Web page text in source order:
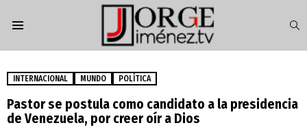
INTERNACIONAL MUNDO POLÍTICA
Pastor se postula como candidato a la presidencia
de Venezuela, por creer oír a Dios